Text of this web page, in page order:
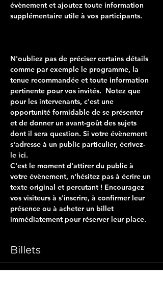
évènement et ajoutez toute information
supplémentaire utile à vos participants.
N'oubliez pas de préciser certains détails
comme par exemple le programme, la
tenue recommandée et toute information
pertinente pour vos invités.  Notez que
pour les intervenants, c'est une
opportunité formidable de se présenter
et de donner un avant-goût des sujets
dont il sera question. Si votre évènement
s'adresse à un public particulier, écrivez-
le ici.
C'est le moment d'attirer du public à
votre évènement, n'hésitez pas à écrire un
texte original et percutant ! Encouragez
vos visiteurs à s'inscrire, à confirmer leur
présence ou à acheter un billet
immédiatement pour réserver leur place.
Billets